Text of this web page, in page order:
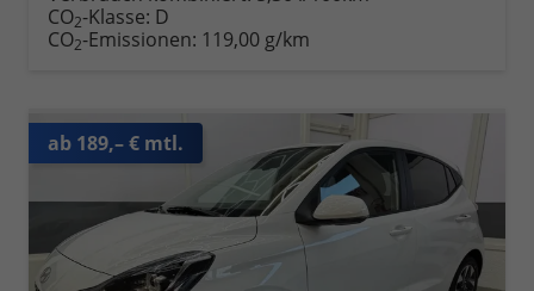
CO2-Klasse: D
CO2-Emissionen: 119,00 g/km
ab 189,– € mtl.